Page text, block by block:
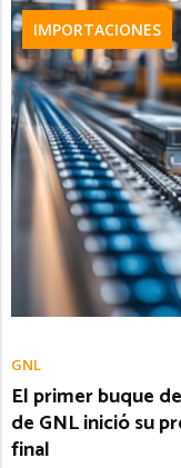
IMPORTACIONES
GNL
El primer buque
de GNL inició su
final